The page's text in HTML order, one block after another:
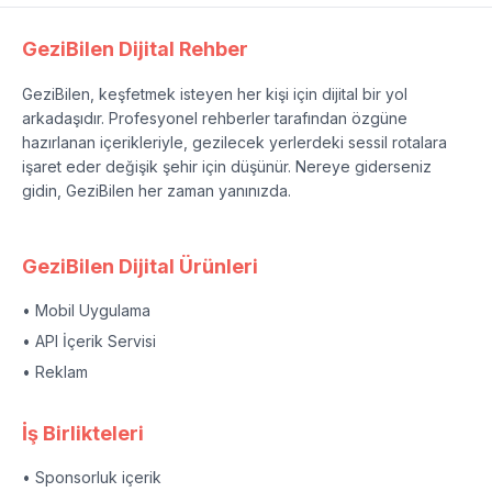
GeziBilen Dijital Rehber
GeziBilen, keşfetmek isteyen her kişi için dijital bir yol
arkadaşıdır. Profesyonel rehberler tarafından özgüne
hazırlanan içerikleriyle, gezilecek yerlerdeki sessil rotalara
işaret eder değişik şehir için düşünür. Nereye giderseniz
gidin, GeziBilen her zaman yanınızda.
GeziBilen Dijital Ürünleri
• Mobil Uygulama
• API İçerik Servisi
• Reklam
İş Birlikteleri
• Sponsorluk içerik